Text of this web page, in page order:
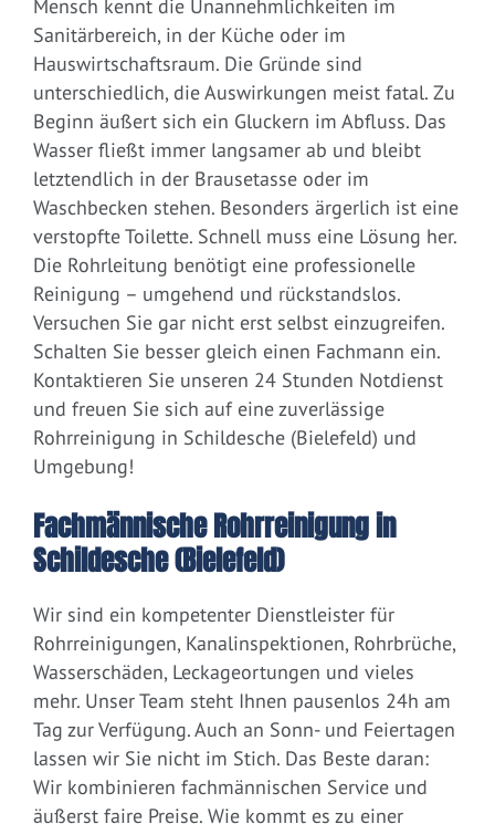
Mensch kennt die Unannehmlichkeiten im
Sanitärbereich, in der Küche oder im
Hauswirtschaftsraum. Die Gründe sind
unterschiedlich, die Auswirkungen meist fatal. Zu
Beginn äußert sich ein Gluckern im Abfluss. Das
Wasser fließt immer langsamer ab und bleibt
letztendlich in der Brausetasse oder im
Waschbecken stehen. Besonders ärgerlich ist eine
verstopfte Toilette. Schnell muss eine Lösung her.
Die Rohrleitung benötigt eine professionelle
Reinigung – umgehend und rückstandslos.
Versuchen Sie gar nicht erst selbst einzugreifen.
Schalten Sie besser gleich einen Fachmann ein.
Kontaktieren Sie unseren 24 Stunden Notdienst
und freuen Sie sich auf eine zuverlässige
Rohrreinigung in Schildesche (Bielefeld) und
Umgebung!
Fachmännische Rohrreinigung in
Schildesche (Bielefeld)
Wir sind ein kompetenter Dienstleister für
Rohrreinigungen, Kanalinspektionen, Rohrbrüche,
Wasserschäden, Leckageortungen und vieles
mehr. Unser Team steht Ihnen pausenlos 24h am
Tag zur Verfügung. Auch an Sonn- und Feiertagen
lassen wir Sie nicht im Stich. Das Beste daran:
Wir kombinieren fachmännischen Service und
äußerst faire Preise. Wie kommt es zu einer